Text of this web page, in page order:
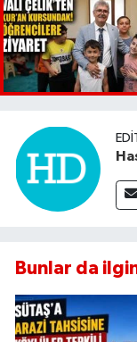
Bunlar da